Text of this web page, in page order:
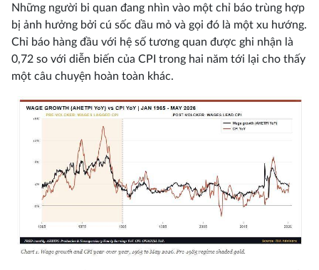
Những người bi quan đang nhìn vào một chỉ báo trùng hợp
bị ảnh hưởng bởi cú sốc dầu mỏ và gọi đó là một xu hướng.
Chỉ báo hàng đầu với hệ số tương quan được ghi nhận là
0,72 so với diễn biến của CPI trong hai năm tới lại cho thấy
một câu chuyện hoàn toàn khác.